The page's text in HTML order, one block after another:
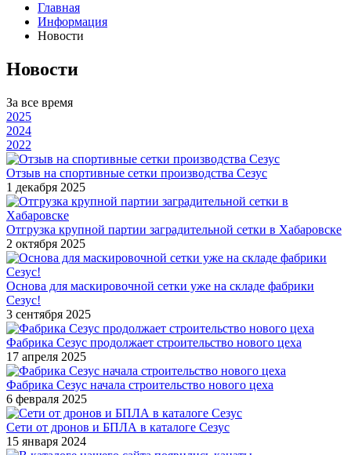
Главная
Информация
Новости
Новости
За все время
2025
2024
2022
Отзыв на спортивные сетки производства Сезус
1 декабря 2025
Отгрузка крупной партии заградительной сетки в Хабаровске
2 октября 2025
Основа для маскировочной сетки уже на складе фабрики
Сезус!
3 сентября 2025
Фабрика Сезус продолжает строительство нового цеха
17 апреля 2025
Фабрика Сезус начала строительство нового цеха
6 февраля 2025
Сети от дронов и БПЛА в каталоге Сезус
15 января 2024